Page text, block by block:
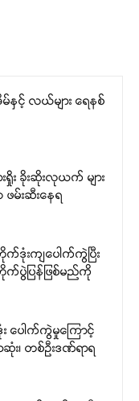
မ်နှင့် လယ်များ ရေနစ်
း ခိုးဆိုးလုယက် များ
းဆီးနေရ
က်ဒုံးကျပေါက်ကွဲပြီး
က်ပွဲပြန်ဖြစ်မည်ကို
ပေါက်ကွဲမှုကြောင့်
း၊ တစ်ဦးဒဏ်ရာရ